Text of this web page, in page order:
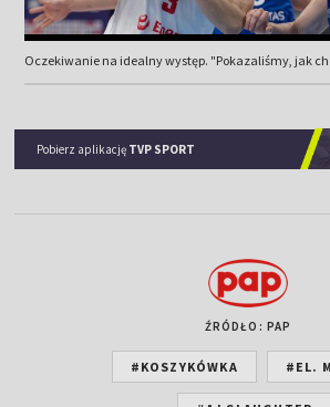
Oczekiwanie na idealny występ. "Pokazaliśmy, jak
Pobierz aplikację TVP SPORT
ŹRÓDŁO: PAP
#KOSZYKÓWKA #EL.